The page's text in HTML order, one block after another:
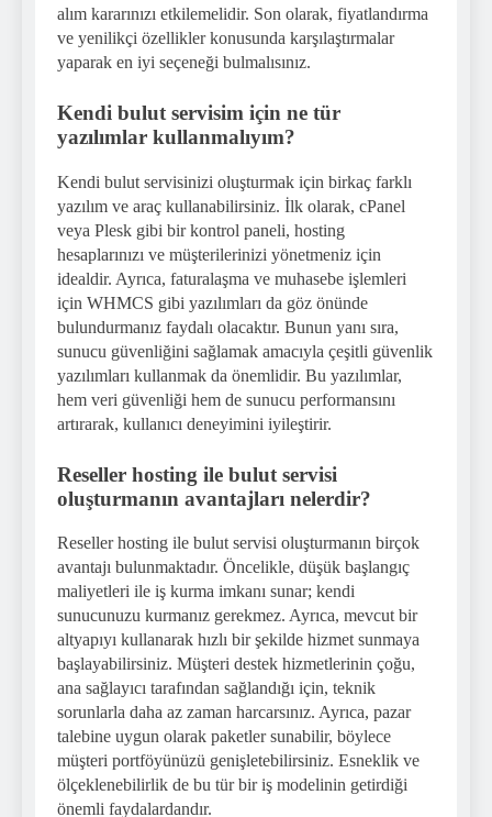
alım kararınızı etkilemelidir. Son olarak, fiyatlandırma
ve yenilikçi özellikler konusunda karşılaştırmalar
yaparak en iyi seçeneği bulmalısınız.
Kendi bulut servisim için ne tür
yazılımlar kullanmalıyım?
Kendi bulut servisinizi oluşturmak için birkaç farklı
yazılım ve araç kullanabilirsiniz. İlk olarak, cPanel
veya Plesk gibi bir kontrol paneli, hosting
hesaplarınızı ve müşterilerinizi yönetmeniz için
idealdir. Ayrıca, faturalaşma ve muhasebe işlemleri
için WHMCS gibi yazılımları da göz önünde
bulundurmanız faydalı olacaktır. Bunun yanı sıra,
sunucu güvenliğini sağlamak amacıyla çeşitli güvenlik
yazılımları kullanmak da önemlidir. Bu yazılımlar,
hem veri güvenliği hem de sunucu performansını
artırarak, kullanıcı deneyimini iyileştirir.
Reseller hosting ile bulut servisi
oluşturmanın avantajları nelerdir?
Reseller hosting ile bulut servisi oluşturmanın birçok
avantajı bulunmaktadır. Öncelikle, düşük başlangıç
maliyetleri ile iş kurma imkanı sunar; kendi
sunucunuzu kurmanız gerekmez. Ayrıca, mevcut bir
altyapıyı kullanarak hızlı bir şekilde hizmet sunmaya
başlayabilirsiniz. Müşteri destek hizmetlerinin çoğu,
ana sağlayıcı tarafından sağlandığı için, teknik
sorunlarla daha az zaman harcarsınız. Ayrıca, pazar
talebine uygun olarak paketler sunabilir, böylece
müşteri portföyünüzü genişletebilirsiniz. Esneklik ve
ölçeklenebilirlik de bu tür bir iş modelinin getirdiği
önemli faydalardandır.